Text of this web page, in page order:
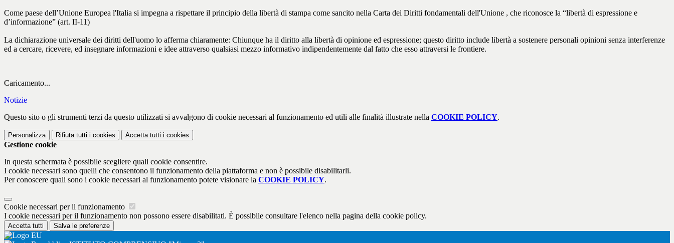
Come paese dell’Unione Europea l'Italia si impegna a rispettare il principio della libertà di stampa come sancito nella Carta dei Diritti fondamentali dell'Unione , che riconosce la “libertà di espressione e
d’informazione” (art. II-11)
La dichiarazione universale dei diritti dell'uomo lo afferma chiaramente: Chiunque ha il diritto alla libertà di opinione ed espressione; questo diritto include libertà a sostenere personali opinioni senza interferenze
ed a cercare, ricevere, ed insegnare informazioni e idee attraverso qualsiasi mezzo informativo indipendentemente dal fatto che esso attraversi le frontiere.
Caricamento...
Notizie
Questo sito o gli strumenti terzi da questo utilizzati si avvalgono di cookie necessari al funzionamento ed utili alle finalità illustrate nella COOKIE POLICY.
Personalizza Rifiuta tutti i cookies Accetta tutti i cookies
Gestione cookie
In questa schermata è possibile scegliere quali cookie consentire.
I cookie necessari sono quelli che consentono il funzionamento della piattaforma e non è possibile disabilitarli.
Per conoscere quali sono i cookie necessari al funzionamento potete visionare la COOKIE POLICY.
Cookie necessari per il funzionamento
I cookie necessari per il funzionamento non possono essere disabilitati. È possibile consultare l'elenco nella pagina della cookie policy.
Accetta tutti Salva le preferenze